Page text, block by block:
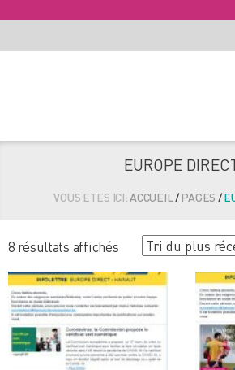
EUROPE
VOUS ETES ICI:ACCUEIL/PAGES /
8 résultats affichésTrié
du
plus
récent
au
plus